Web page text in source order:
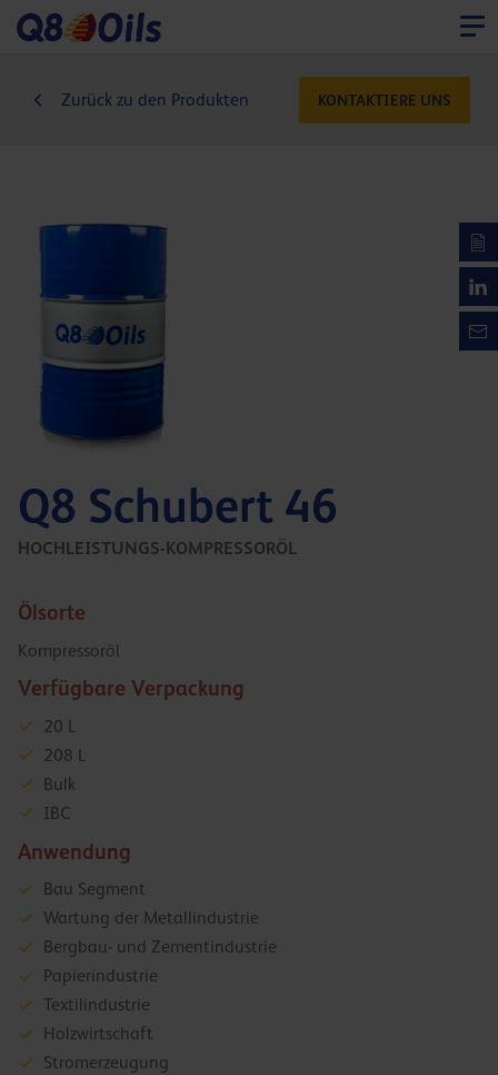
Zurück zu den Produkten KONTAKTIERE UNS
Q8 Schubert 46
HOCHLEISTUNGS-KOMPRESSORÖL
Ölsorte
Kompressoröl
Verfügbare Verpackung
20 L
208 L
Bulk
IBC
Anwendung
Bau Segment
Wartung der Metallindustrie
Bergbau- und Zementindustrie
Papierindustrie
Textilindustrie
Holzwirtschaft
Stromerzeugung